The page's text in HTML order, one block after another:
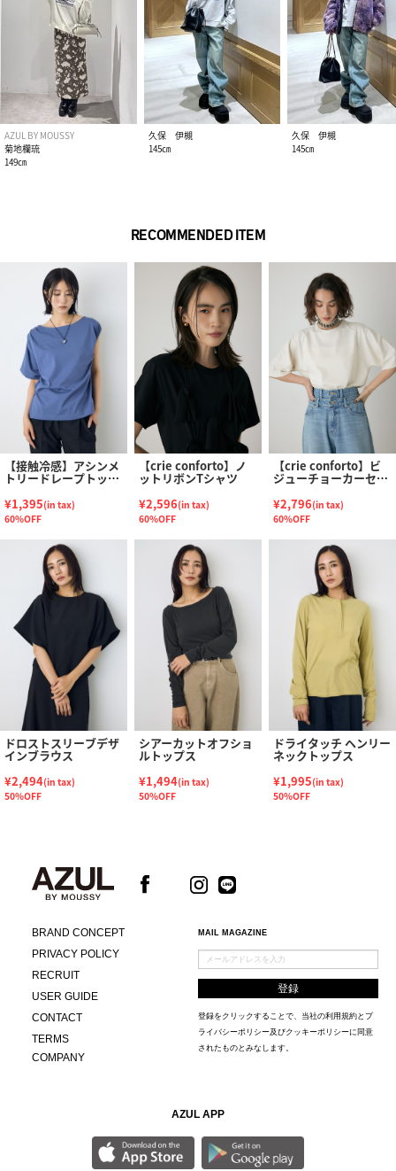
AZUL BY MOUSSY
菊地欄琉
149㎝
久保 伊槻
145㎝
久保 伊槻
145㎝
RECOMMENDED ITEM
【接触冷感】アシンメ
トリードレープトップ
¥1,395(in tax)
60%OFF
【crie conforto】ノ
ットリボンTシャツ
¥2,596(in tax)
60%OFF
【crie conforto】ビ
ジューチョーカーセッ
トカットソー
¥2,796(in tax)
60%OFF
ドロストスリーブデザ
インブラウス
¥2,494(in tax)
50%OFF
シアーカットオフショ
ルトップス
¥1,494(in tax)
50%OFF
ドライタッチ ヘンリー
ネックトップス
¥1,995(in tax)
50%OFF
BRAND CONCEPT
PRIVACY POLICY
RECRUIT
USER GUIDE
CONTACT
TERMS
COMPANY
MAIL MAGAZINE
登録をクリックすることで、当社の利用規約とプ
ライバシーポリシー及びクッキーポリシーに同意
されたものとみなします。
AZUL APP